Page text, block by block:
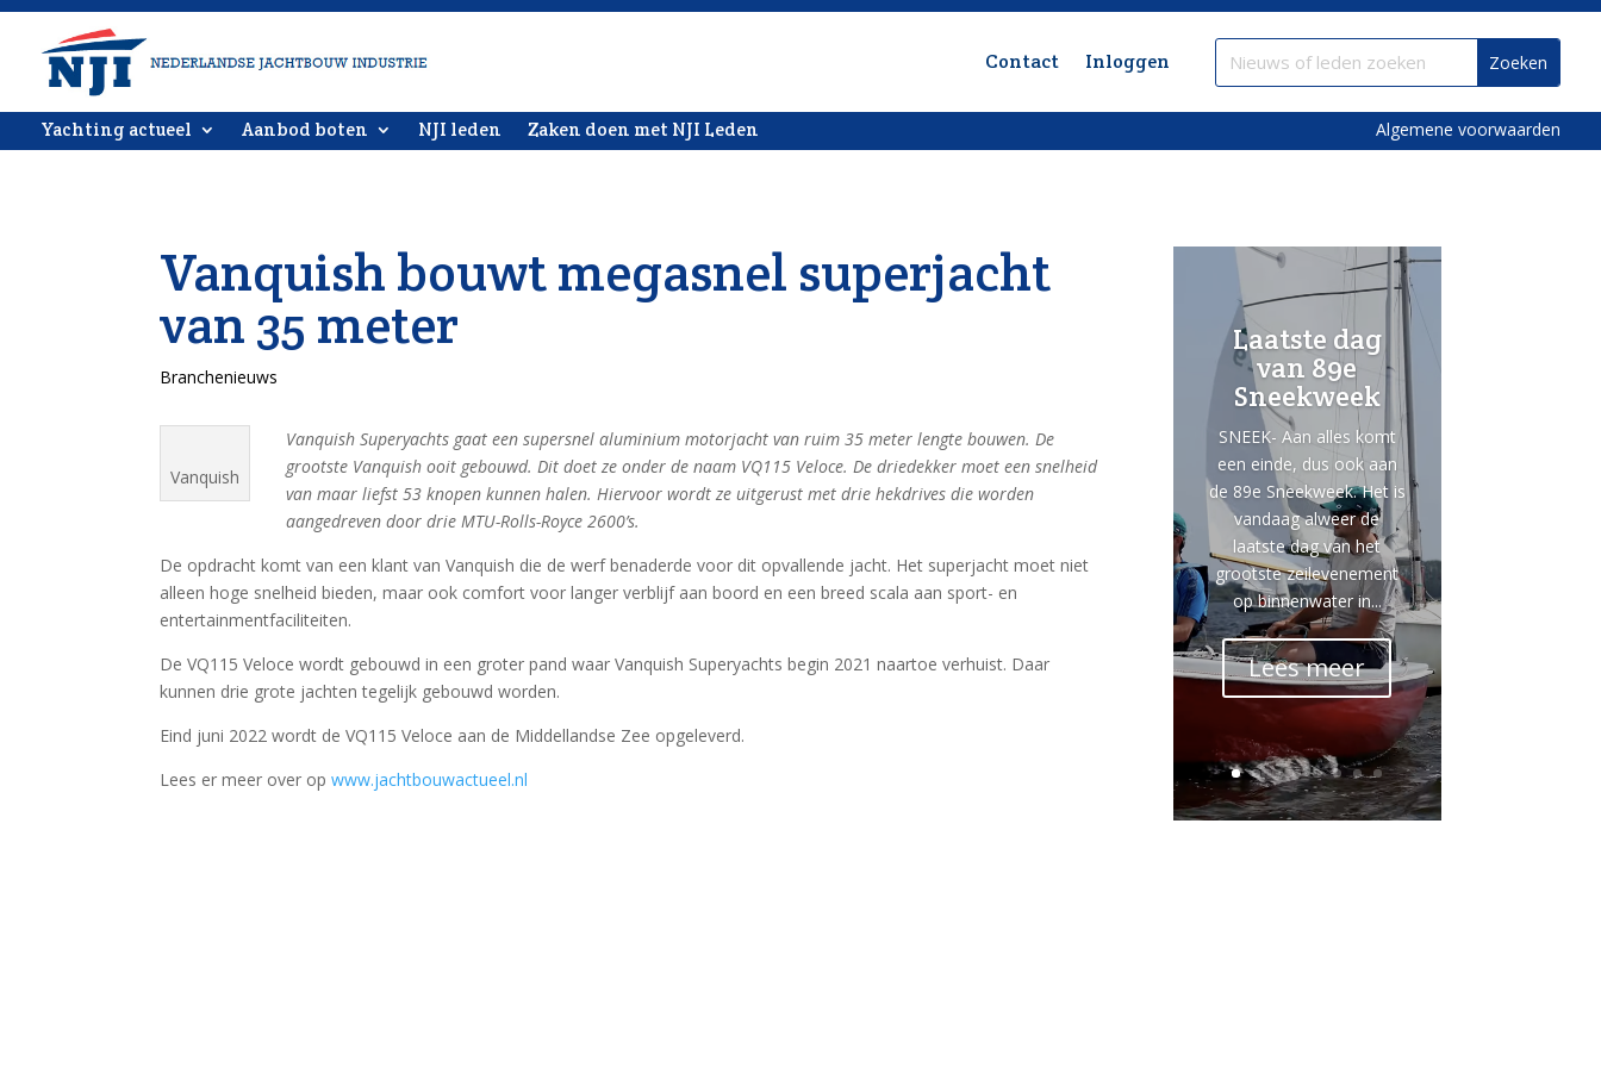
Contact Inloggen
Yachting actueel Aanbod boten NJI leden Zaken doen met NJI Leden Algemene voorwaarden
Vanquish bouwt megasnel superjacht
van 35 meter
Branchenieuws
Vanquish
Vanquish Superyachts gaat een supersnel aluminium motorjacht van ruim 35 meter lengte bouwen. De
grootste Vanquish ooit gebouwd. Dit doet ze onder de naam VQ115 Veloce. De driedekker moet een snelheid
van maar liefst 53 knopen kunnen halen. Hiervoor wordt ze uitgerust met drie hekdrives die worden
aangedreven door drie MTU-Rolls-Royce 2600’s.
De opdracht komt van een klant van Vanquish die de werf benaderde voor dit opvallende jacht. Het superjacht moet niet
alleen hoge snelheid bieden, maar ook comfort voor langer verblijf aan boord en een breed scala aan sport- en
entertainmentfaciliteiten.
De VQ115 Veloce wordt gebouwd in een groter pand waar Vanquish Superyachts begin 2021 naartoe verhuist. Daar
kunnen drie grote jachten tegelijk gebouwd worden.
Eind juni 2022 wordt de VQ115 Veloce aan de Middellandse Zee opgeleverd.
Lees er meer over opwww.jachtbouwactueel.nl
Laatste dag
van 89e
Sneekweek
SNEEK- Aan alles komt
een einde, dus ook aan
de 89e Sneekweek. Het is
vandaag alweer de
laatste dag van het
grootste zeilevenement
op binnenwater in...
Lees meer